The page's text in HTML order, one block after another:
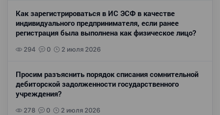
Как зарегистрироваться в ИС ЭСФ в качестве
индивидуального предпринимателя, если ранее
регистрация была выполнена как физическое лицо?
294 0 2 июля 2026
Просим разъяснить порядок списания сомнительной
дебиторской задолженности государственного
учреждения?
278 0 2 июля 2026